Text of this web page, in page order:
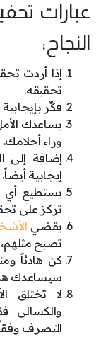
عبارات
النجاح:
إذا أردت
تحقيقه.
فكِّر
يساعدك
وراء أحلامك.
إضافة إلى
إيجابية أيضاً.
يستطيع
تركز على
يقضي
تصبح
كن هادئاً
سيساعدك
لا تختلق
والكسالى
التصرف